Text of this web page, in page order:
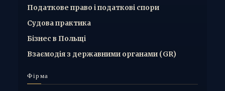
Податкове право і податкові спори
Судова практика
Бізнес в Польщі
Взаємодія з державними органами (GR)
Фірма